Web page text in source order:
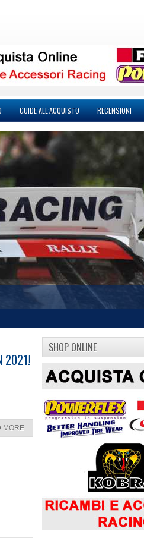
GUIDE ALL’ACQUISTO RECENSIONI
2021!
MORE
SHOP ONLINE